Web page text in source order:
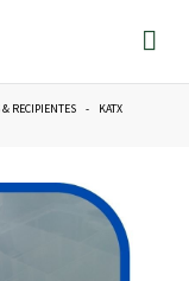
& RECIPIENTES
KATX